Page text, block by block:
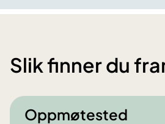
Slik finner du
Oppmøtested